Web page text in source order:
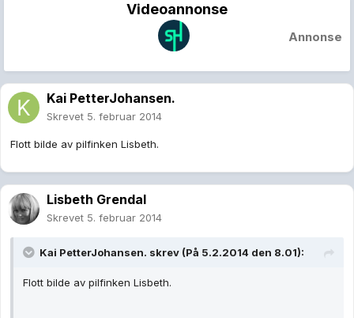
Videoannonse
Annonse
Kai PetterJohansen.
Skrevet 5. februar 2014
Flott bilde av pilfinken Lisbeth.
Lisbeth Grendal
Skrevet 5. februar 2014
Kai PetterJohansen. skrev (På 5.2.2014 den 8.01):
Flott bilde av pilfinken Lisbeth.